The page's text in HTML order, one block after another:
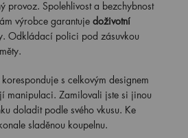
provoz. Spolehlivost a bezchybnost
výrobce garantuje doživotní
Odkládací polici pod zásuvkou
s celkovým designem
manipulaci. Zamilovali jste si jinou
doladit podle svého vkusu. Ke
sladěnou koupelnu.